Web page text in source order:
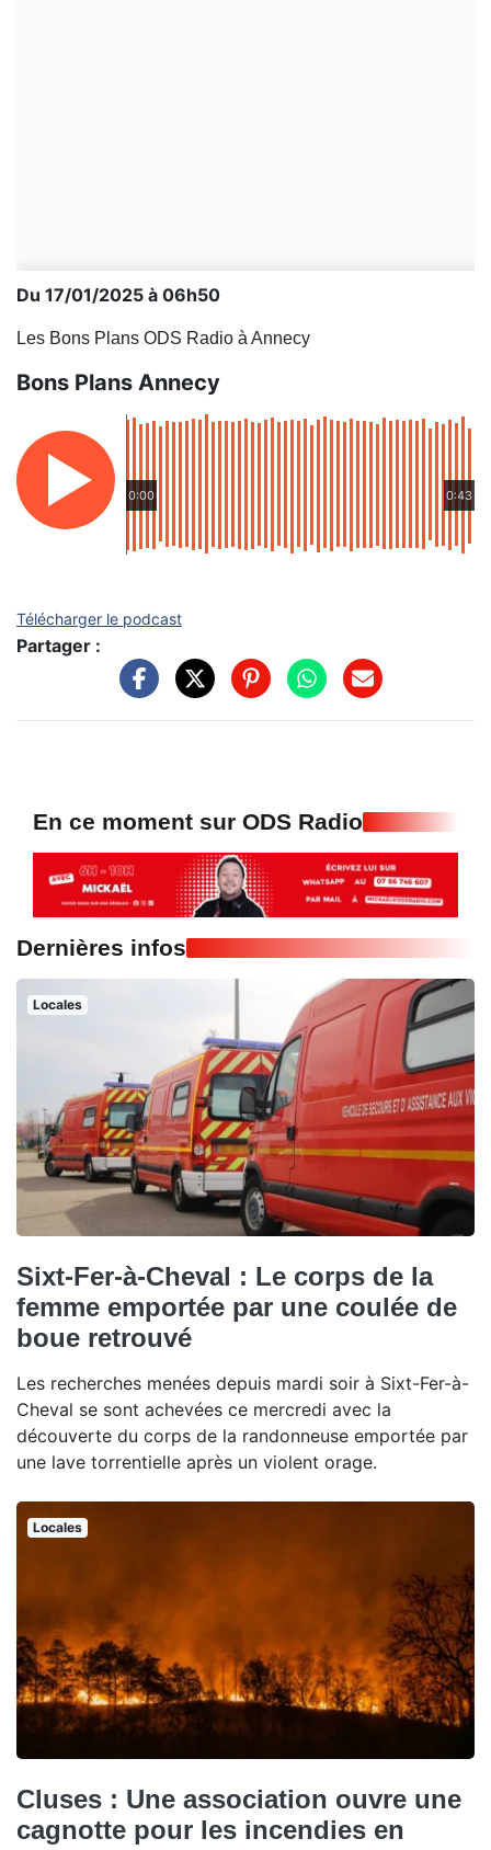
Du 17/01/2025 à 06h50
Les Bons Plans ODS Radio à Annecy
Bons Plans Annecy
0:00 0:43
Télécharger le podcast
Partager :
En ce moment sur ODS Radio
Dernières infos
Locales
Sixt-Fer-à-Cheval : Le corps de la
femme emportée par une coulée de
boue retrouvé
Les recherches menées depuis mardi soir à Sixt-Fer-à-
Cheval se sont achevées ce mercredi avec la
découverte du corps de la randonneuse emportée par
une lave torrentielle après un violent orage.
Locales
Cluses : Une association ouvre une
cagnotte pour les incendies en